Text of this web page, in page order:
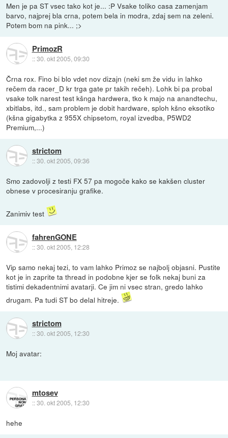
Men je pa ST vsec tako kot je... :P Vsake toliko casa zamenjam
barvo, najprej bla crna, potem bela in modra, zdaj sem na zeleni.
Potem bom na pink... ;>
PrimozR
::30. okt 2005, 09:30
Črna rox. Fino bi blo vdet nov dizajn (neki sm že vidu in lahko
rečem da racer_D kr trga gate pr takih rečeh). Lohk bi pa probal
vsake tolk narest test kšnga hardwera, tko k majo na anandtechu,
xbitlabs, itd., sam problem je dobit hardware, sploh kšno eksotiko
(kšna gigabytka z 955X chipsetom, royal izvedba, P5WD2
Premium,...)
strictom
::30. okt 2005, 09:36
Smo zadovolji z testi FX 57 pa mogoče kako se kakšen cluster
obnese v procesiranju grafike.
Zanimiv test
fahrenGONE
::30. okt 2005, 12:28
Vip samo nekaj tezi, to vam lahko Primoz se najbolj objasni. Pustite
kot je in zaprite ta thread in podobne kjer se folk nekaj buni za
tistimi dekadentnimi avatarji. Ce jim ni vsec stran, gredo lahko
drugam. Pa tudi ST bo delal hitreje.
strictom
::30. okt 2005, 12:30
Moj avatar:
mtosev
::30. okt 2005, 12:30
hehe